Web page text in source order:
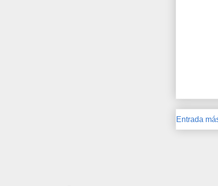
Entrada